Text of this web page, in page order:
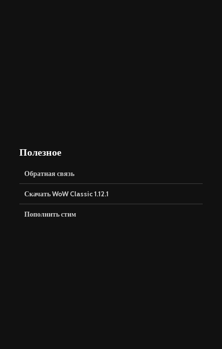
Полезное
Обратная связь
Скачать WoW Classic 1.12.1
Пополнить стим